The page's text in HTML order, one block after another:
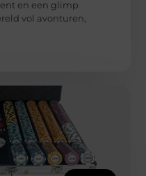
en een glimp
vol avonturen,